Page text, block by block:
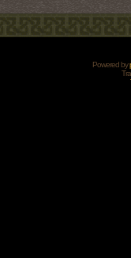
Powered by